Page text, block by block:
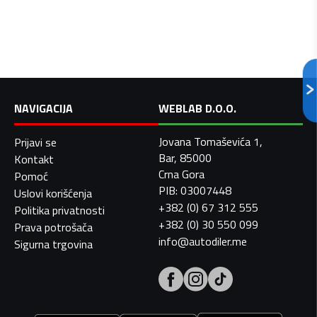
NAVIGACIJA
Prijavi se
Kontakt
Pomoć
Uslovi korišćenja
Politika privatnosti
Prava potrošača
Sigurna trgovina
WEBLAB D.O.O.
Jovana Tomaševića 1,
Bar, 85000
Crna Gora
PIB: 03007448
+382 (0) 67 312 555
+382 (0) 30 550 099
info@autodiler.me